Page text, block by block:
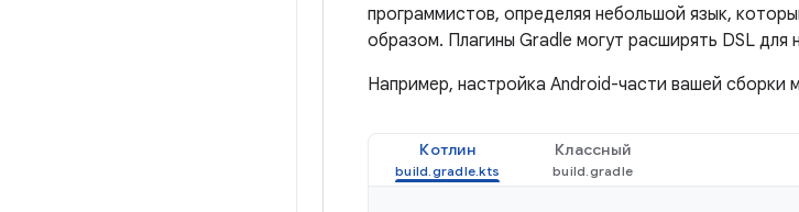
программистов, определяя небольшой язык,
образом. Плагины Gradle могут расширять DSL
Например, настройка Android-части вашей
Котлин Классный